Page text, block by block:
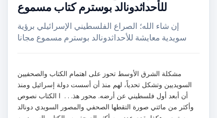
للأحداثدونالد بوسترم كتاب مسموع
إن شاء الله؛ الصراع الفلسطيني الإسرائيلي برؤية
سويدية معايشة للأحداثدونالد بوسترم مسموع مجانا
مشكلة الشرق الأوسط تحوز على اهتمام الكتاب والصحفيين
السويديين وتشكل تحدياً، لهم منذ أن أسست دولة إسرائيل ومنذ
أن أبعد أول فلسطيني عن أرضه. محور هذ. . . ا الكتاب نصوص
وأكثر من مائتي صورة التقطها الصحفي والمصور السويدي دونالد